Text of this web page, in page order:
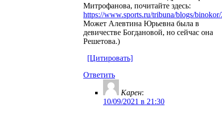
Митрофанова, почитайте здесь:
https://www.sports.ru/tribuna/blogs/
Может Алевтина Юрьевна была в
девичестве Богдановой, но сейчас она
Решетова.)
[Цитировать]
Ответить
Карен:
10/09/2021 в 21:30